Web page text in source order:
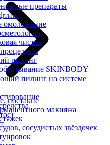
постакне
макияжа
сосудистых звёздочек
препараты
омоложение
чистка
пилинг
SKINBODY
пилинг на системе